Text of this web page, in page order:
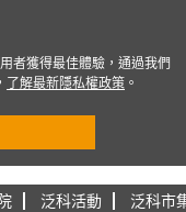
泛科活動 泛科市
者獲得最佳體驗，通過我們
了解最新隱私權政策 。